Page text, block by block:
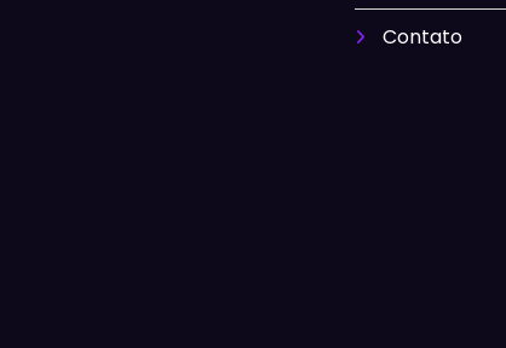
Contato